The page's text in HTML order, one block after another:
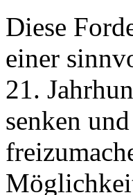
Diese
einer
21.
senken